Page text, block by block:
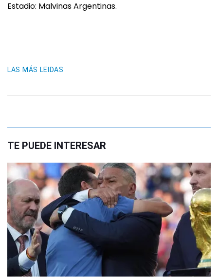
Estadio: Malvinas Argentinas.
LAS MÁS LEIDAS
TE PUEDE INTERESAR